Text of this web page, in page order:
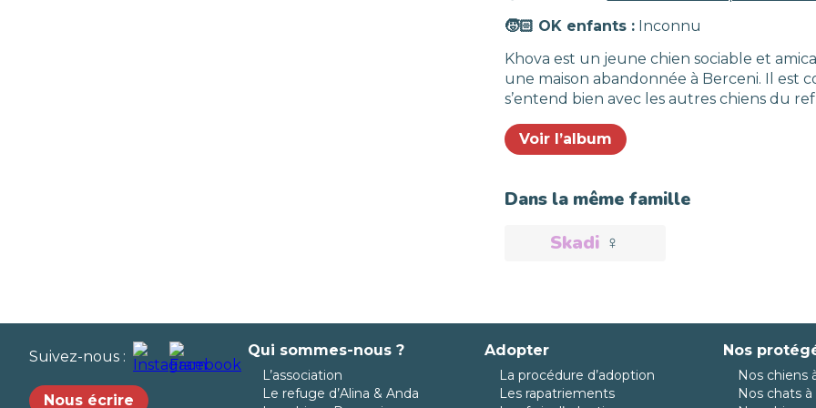
🧒🏻 OK enfants :Inconnu
Khova est un jeune chien sociable et
une maison abandonnée à Berceni. Il est
s’entend bien avec les autres chiens du
Voir l’album
Dans la même famille
Adoptée
Skadi ♀️
Suivez-nous :
Nous écrire
Qui sommes-nous ?
L’association
Le refuge d’Alina & Anda
Adopter
La procédure d’adoption
Les rapatriements
Nos
Nos chiens
Nos chats à